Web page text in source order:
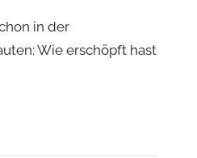
in der
Wie erschöpft hast